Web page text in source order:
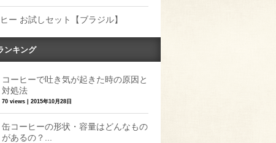
ー お試しセット【ブラジル】
ンキング
コーヒーで吐き気が起きた時の原因と
対処法
70 views 2015年10月28日
缶コーヒーの形状・容量はどんなもの
があるの？...